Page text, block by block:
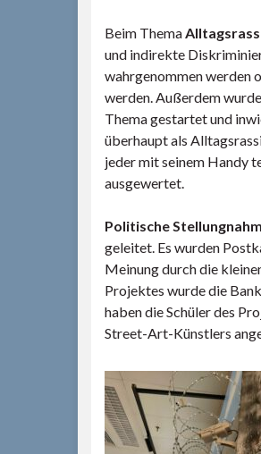
Beim Thema
und indirekte
wahrgenommen werden
werden. Außerdem
Thema gestartet und
überhaupt als
jeder mit seinem Handy
ausgewertet.
Politische
geleitet. Es wurden
Meinung durch die
Projektes wurde die
haben die Schüler des
Street-Art-Künstlers